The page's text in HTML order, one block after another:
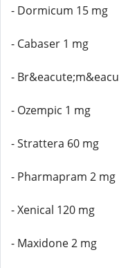
- Dormicum 15 mg
- Cabaser 1 mg
-
- Ozempic 1 mg
- Strattera 60 mg
- Pharmapram 2 mg
- Xenical 120 mg
- Maxidone 2 mg